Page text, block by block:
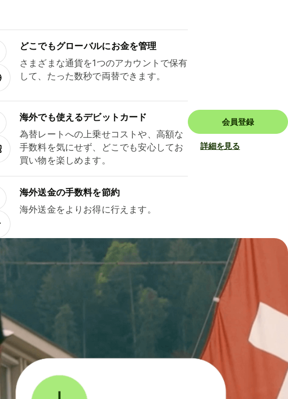
どこでもグ⁠ロ⁠ー⁠バ⁠ルにお金を管理
さまざまな通貨を1つのアカウントで保有
して、たった数秒で両替できます。
海外でも使えるデビットカード
為替レートへの上乗せコストや、高額な
手数料を気にせず、どこでも安心してお
買い物を楽しめます。
海外送金の手数料を節約
海外送金をよりお得に行えます。
会員登録
詳細を見る